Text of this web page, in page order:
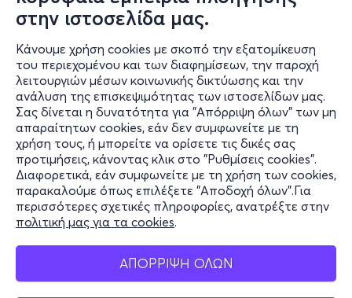
στην ιστοσελίδα μας.
Κάνουμε χρήση cookies με σκοπό την εξατομίκευση
του περιεχομένου και των διαφημίσεων, την παροχή
λειτουργιών μέσων κοινωνικής δικτύωσης και την
ανάλυση της επισκεψιμότητας των ιστοσελίδων μας.
Σας δίνεται η δυνατότητα για "Απόρριψη όλων" των μη
απαραίτητων cookies, εάν δεν συμφωνείτε με τη
χρήση τους, ή μπορείτε να ορίσετε τις δικές σας
προτιμήσεις, κάνοντας κλικ στο "Ρυθμίσεις cookies".
Διαφορετικά, εάν συμφωνείτε με τη χρήση των cookies,
παρακαλούμε όπως επιλέξετε "Αποδοχή όλων".Για
περισσότερες σχετικές πληροφορίες, ανατρέξτε στην
πολιτική μας για τα cookies.
ΑΠΟΡΡΙΨΗ ΟΛΩΝ
Πληροφορίες
Υποστήριξη
Stay Connected
Mobile app